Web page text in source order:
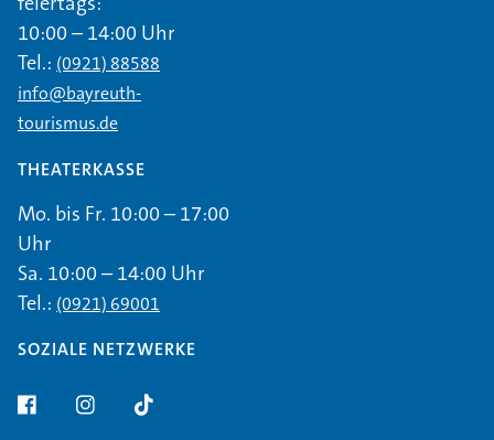
10:00 – 14:00 Uhr
Tel.: (0921) 88588
info@bayreuth-
tourismus.de
THEATERKASSE
Mo. bis Fr. 10:00 – 17:00
Uhr
Sa. 10:00 – 14:00 Uhr
Tel.: (0921) 69001
SOZIALE NETZWERKE